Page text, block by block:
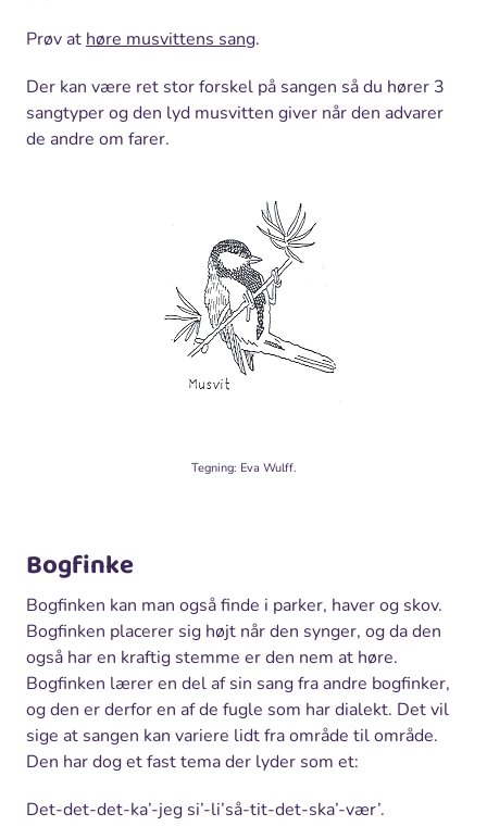
Prøv at høre musvittens sang.
Der kan være ret stor forskel på sangen så du hører 3
sangtyper og den lyd musvitten giver når den advarer
de andre om farer.
Tegning: Eva Wulff.
Bogfinke
Bogfinken kan man også finde i parker, haver og skov.
Bogfinken placerer sig højt når den synger, og da den
også har en kraftig stemme er den nem at høre.
Bogfinken lærer en del af sin sang fra andre bogfinker,
og den er derfor en af de fugle som har dialekt. Det vil
sige at sangen kan variere lidt fra område til område.
Den har dog et fast tema der lyder som et:
Det-det-det-ka’-jeg si’-li’så-tit-det-ska’-vær’.